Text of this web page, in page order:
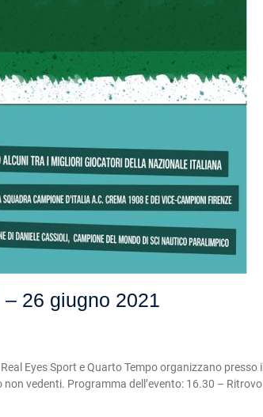
26 giugno 2021
Eyes Sport e Quarto Tempo organizzano presso il
vedenti. Programma dell’evento: 16.30 – Ritrovo